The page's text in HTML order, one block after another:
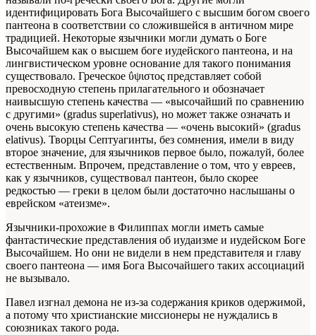
идентифицировать Бога Высочайшего с высшим богом своего
пантеона в соответствии со сложившейся в античном мире
традицией. Некоторые язычники могли думать о Боге
Высочайшем как о высшем боге иудейского пантеона, и на
лингвистическом уровне основание для такого понимания
существовало. Греческое ΰψιστος представляет собой
превосходную степень прилагательного и обозначает
наивысшую степень качества — «высочайший по сравнению
с другими» (gradus superlativus), но может также означать и
очень высокую степень качества — «очень высокий» (gradus
elativus). Творцы Септуагинты, без сомнения, имели в виду
второе значение, для язычников первое было, пожалуй, более
естественным. Впрочем, представление о том, что у евреев,
как у язычников, существовал пантеон, было скорее
редкостью — греки в целом были достаточно наслышаны о
еврейском «атеизме».
Язычники-прохожие в Филиппах могли иметь самые
фантастические представления об иудаизме и иудейском Боге
Высочайшем. Но они не видели в нем представителя и главу
своего пантеона — имя Бога Высочайшего таких ассоциаций
не вызывало.
Павел изгнал демона не из-за содержания криков одержимой,
а потому что христианские миссионеры не нуждались в
союзниках такого рода.